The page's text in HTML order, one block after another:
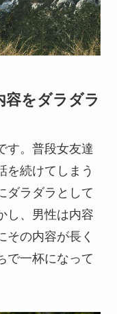
をダラダラ
す。普段女友達
を続けてしまう
ダラダラとして
し、男性は内容
その内容が長く
で一杯になって